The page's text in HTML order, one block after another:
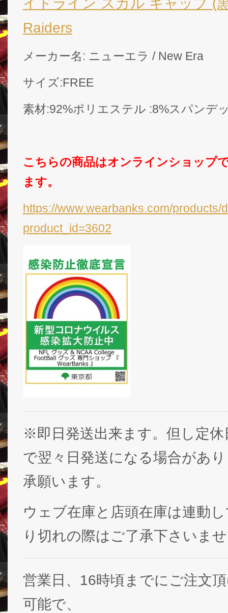
Raiders
メーカー名: ニューエラ / New Era
サイズ:FREE
素材:92%ポリエステル :8%スパンデ
こちらの商品はオンラインショップ
ます。
https://www.wearbanks.com/products/
product_id=3602
※即日発送出来ます。但し定休
で翌々日発送になる場合があ
承願います。
ウェブ在庫と店頭在庫は連動
り切れの際はご了承下さいま
営業日、16時頃までにご注文
可能で、